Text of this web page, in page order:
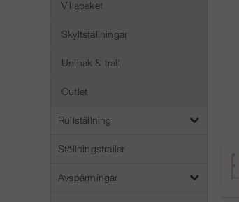
Villapaket
Skyltställningar
Unihak & trall
Outlet
Rullställning
Ställningstrailer
Avspärrningar